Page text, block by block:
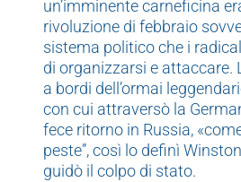
un’imminente carneficina
rivoluzione di febbraio
sistema politico che i
di organizzarsi e attaccare.
a bordi dell’ormai
con cui attraversò la
fece ritorno in Russia,
peste”, così lo definì
guidò il colpo di stato.